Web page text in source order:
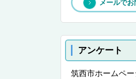
メールで
アンケート
筑西市ホームペ